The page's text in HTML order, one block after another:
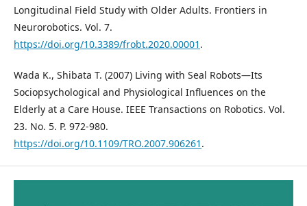
Longitudinal Field Study with Older Adults. Frontiers in
Neurorobotics. Vol. 7.
https://doi.org/10.3389/frobt.2020.00001 .
Wada K., Shibata T. (2007) Living with Seal Robots—Its
Sociopsychological and Physiological Influences on the
Elderly at a Care House. IEEE Transactions on Robotics. Vol.
23. No. 5. P. 972-980.
https://doi.org/10.1109/TRO.2007.906261 .